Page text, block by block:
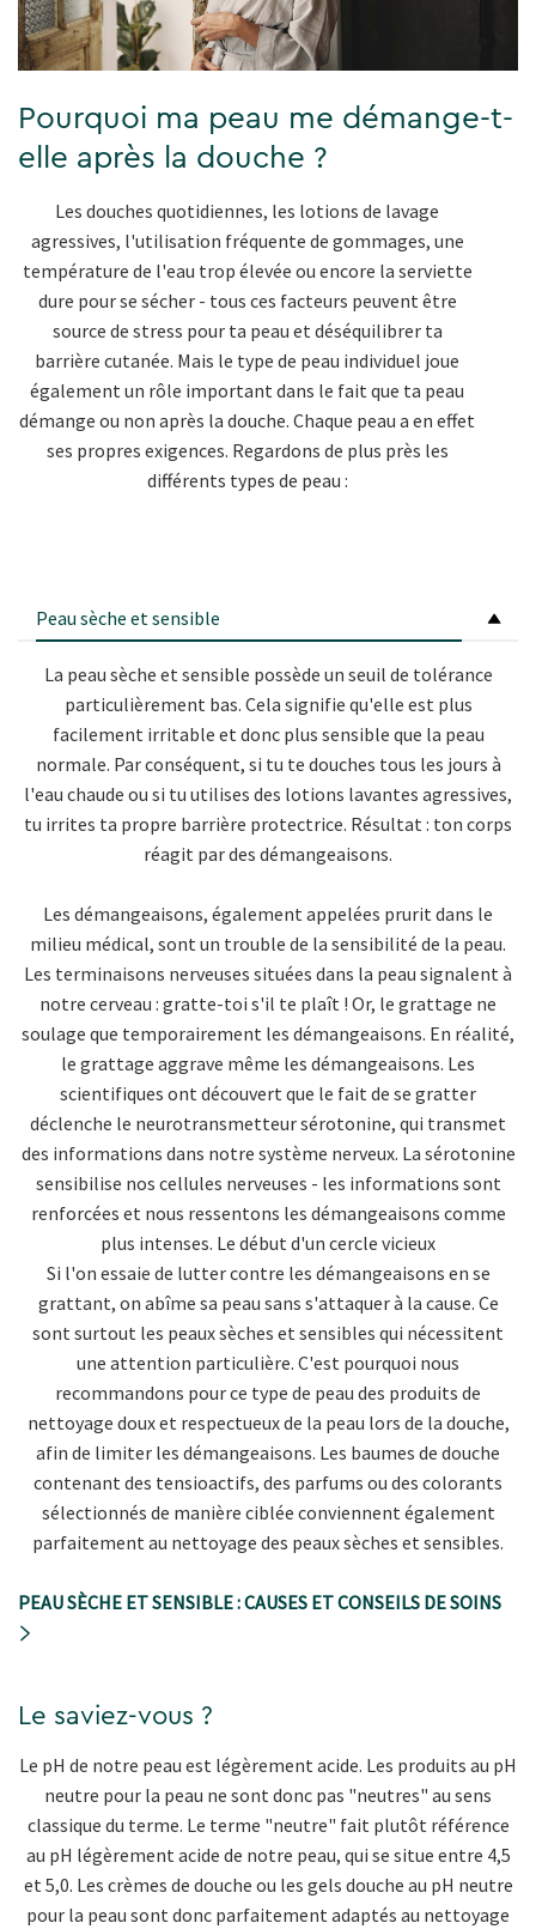
Pourquoi ma peau me démange-t-
elle après la douche ?
Les douches quotidiennes, les lotions de lavage
agressives, l'utilisation fréquente de gommages, une
température de l'eau trop élevée ou encore la serviette
dure pour se sécher - tous ces facteurs peuvent être
source de stress pour ta peau et déséquilibrer ta
barrière cutanée. Mais le type de peau individuel joue
également un rôle important dans le fait que ta peau
démange ou non après la douche. Chaque peau a en effet
ses propres exigences. Regardons de plus près les
différents types de peau :
Peau sèche et sensible
La peau sèche et sensible possède un seuil de tolérance
particulièrement bas. Cela signifie qu'elle est plus
facilement irritable et donc plus sensible que la peau
normale. Par conséquent, si tu te douches tous les jours à
l'eau chaude ou si tu utilises des lotions lavantes agressives,
tu irrites ta propre barrière protectrice. Résultat : ton corps
réagit par des démangeaisons.
Les démangeaisons, également appelées prurit dans le
milieu médical, sont un trouble de la sensibilité de la peau.
Les terminaisons nerveuses situées dans la peau signalent à
notre cerveau : gratte-toi s'il te plaît ! Or, le grattage ne
soulage que temporairement les démangeaisons. En réalité,
le grattage aggrave même les démangeaisons. Les
scientifiques ont découvert que le fait de se gratter
déclenche le neurotransmetteur sérotonine, qui transmet
des informations dans notre système nerveux. La sérotonine
sensibilise nos cellules nerveuses - les informations sont
renforcées et nous ressentons les démangeaisons comme
plus intenses. Le début d'un cercle vicieux
Si l'on essaie de lutter contre les démangeaisons en se
grattant, on abîme sa peau sans s'attaquer à la cause. Ce
sont surtout les peaux sèches et sensibles qui nécessitent
une attention particulière. C'est pourquoi nous
recommandons pour ce type de peau des produits de
nettoyage doux et respectueux de la peau lors de la douche,
afin de limiter les démangeaisons. Les baumes de douche
contenant des tensioactifs, des parfums ou des colorants
sélectionnés de manière ciblée conviennent également
parfaitement au nettoyage des peaux sèches et sensibles.
PEAU SÈCHE ET SENSIBLE : CAUSES ET CONSEILS DE SOINS
Le saviez-vous ?
Le pH de notre peau est légèrement acide. Les produits au pH
neutre pour la peau ne sont donc pas "neutres" au sens
classique du terme. Le terme "neutre" fait plutôt référence
au pH légèrement acide de notre peau, qui se situe entre 4,5
et 5,0. Les crèmes de douche ou les gels douche au pH neutre
pour la peau sont donc parfaitement adaptés au nettoyage